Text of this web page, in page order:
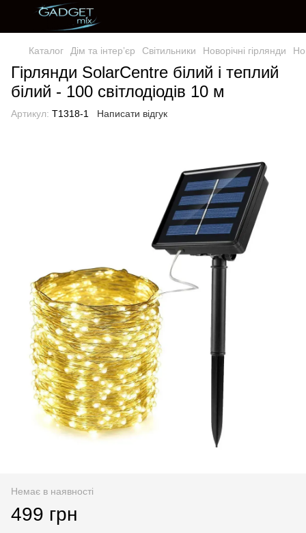
Каталог Дім та інтерʼєр Світильники Новорічні гірлянди
Гірлянди SolarCentre білий і теплий
білий - 100 світлодіодів 10 м
Артикул: T1318-1 Написати відгук
Немає в наявності
499 грн